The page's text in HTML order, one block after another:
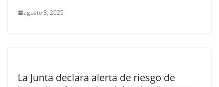
agosto 3, 2025
La Junta declara alerta de riesgo de